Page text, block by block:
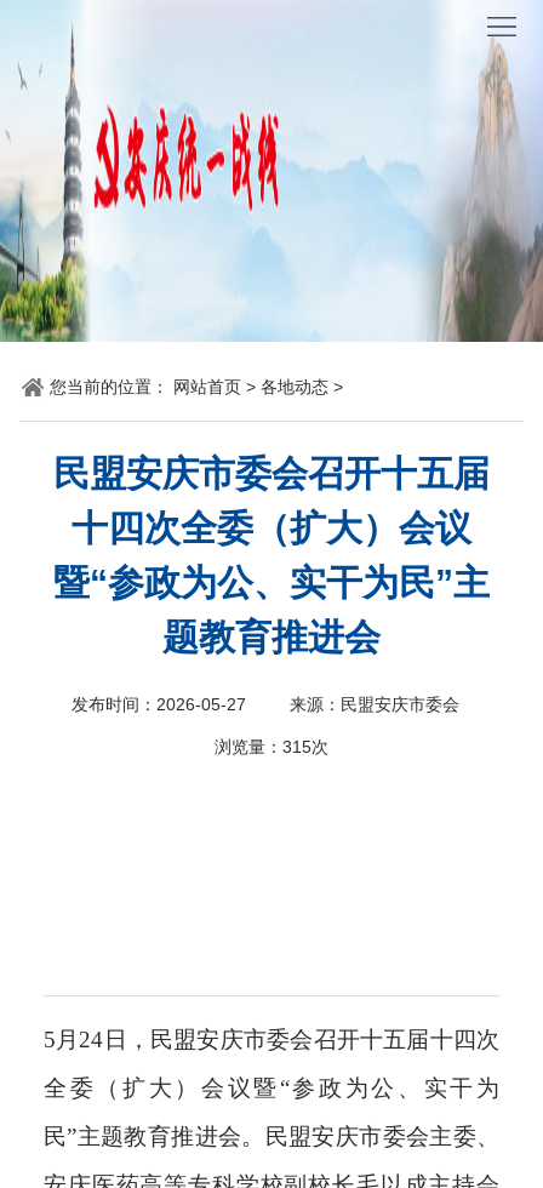
首
页
闻
聚
焦
统
战
时
讯
各
地
动
机
关
他
您当前的位置： 网站首页 > 各地动态 >
民盟安庆市委会召开十五届
十四次全委（扩大）会议
暨“参政为公、实干为民”主
题教育推进会
发布时间：2026-05-27 来源：民盟安庆市委会
浏览量： 315次
5月24日，民盟安庆市委会召开十五届十四次
全委（扩大）会议暨“参政为公、实干为
民”主题教育推进会。民盟安庆市委会主委、